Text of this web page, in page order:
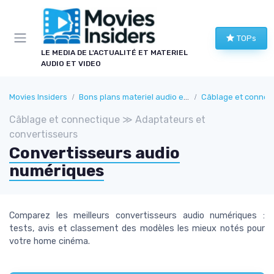
LE MEDIA DE L'ACTUALITÉ ET MATERIEL
AUDIO ET VIDEO
TOPs
Movies Insiders Bons plans materiel audio et video Câblage et
Câblage et connectique ≫ Adaptateurs et
convertisseurs
Convertisseurs audio
numériques
Comparez les meilleurs convertisseurs audio numériques :
tests, avis et classement des modèles les mieux notés pour
votre home cinéma.
Panneau de gestion des cookies